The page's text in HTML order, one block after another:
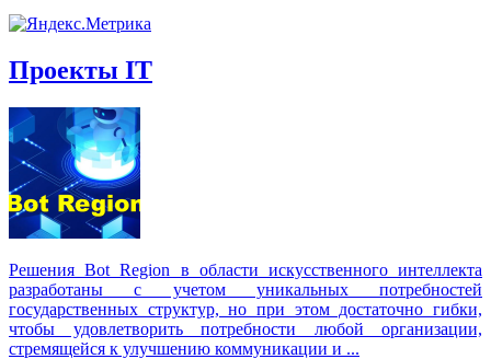
Проекты IT
Решения Вot Region в области искусственного интеллекта
разработаны с учетом уникальных потребностей
государственных структур, но при этом достаточно гибки,
чтобы удовлетворить потребности любой организации,
стремящейся к улучшению коммуникации и ...